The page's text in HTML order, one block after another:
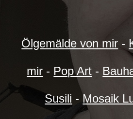
Ölgemälde von mir -
mir - Pop Art -
Susili - Mosaik